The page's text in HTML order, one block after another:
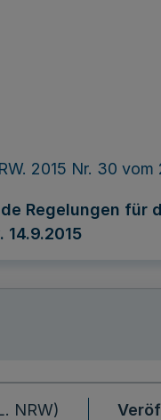
2015 Nr. 30 vom
Regelungen
14.9.2015
NRW)